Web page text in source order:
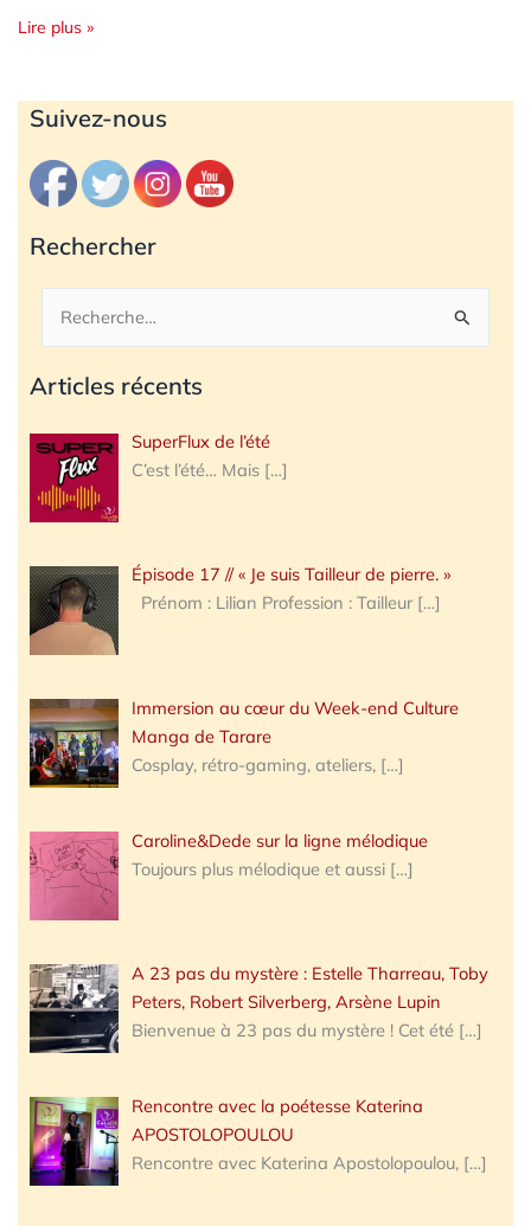
Lire plus »
Suivez-nous
Rechercher
Rechercher :
Articles récents
SuperFlux de l’été
C’est l’été… Mais […]
Épisode 17 // « Je suis Tailleur de pierre. »
Prénom : Lilian Profession : Tailleur […]
Immersion au cœur du Week-end Culture
Manga de Tarare
Cosplay, rétro-gaming, ateliers, […]
Caroline&Dede sur la ligne mélodique
Toujours plus mélodique et aussi […]
A 23 pas du mystère : Estelle Tharreau, Toby
Peters, Robert Silverberg, Arsène Lupin
Bienvenue à 23 pas du mystère ! Cet été […]
Rencontre avec la poétesse Katerina
APOSTOLOPOULOU
Rencontre avec Katerina Apostolopoulou, […]
Archives